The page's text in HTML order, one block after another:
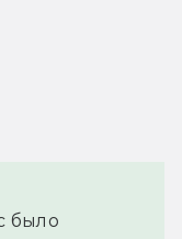
было